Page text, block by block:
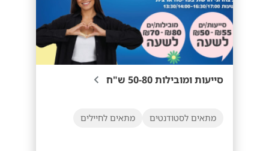
סייעות ומובילות 50-80 ש"ח
מתאים לסטודנטים מתאים לחיילים